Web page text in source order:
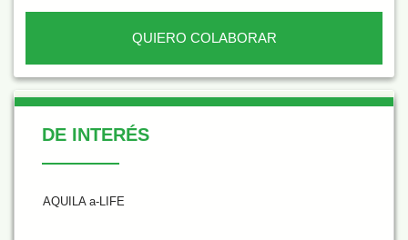
QUIERO COLABORAR
De Interés
DE INTERÉS
AQUILA a-LIFE